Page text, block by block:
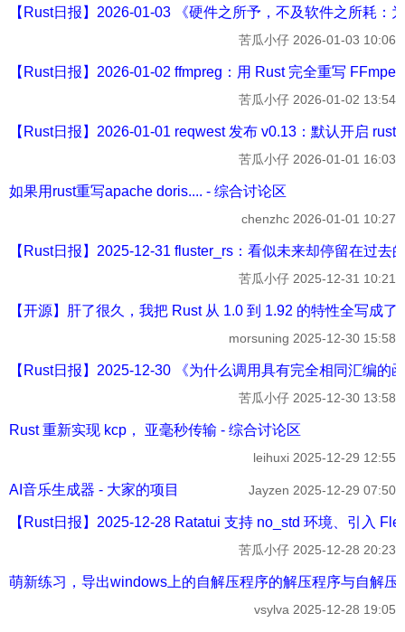
【Rust日报】2026-01-03 《硬件之所予，不及软件之所耗
苦瓜小仔 2026-01-03 10:06
【Rust日报】2026-01-02 ffmpreg：用 Rust 完全重写
苦瓜小仔 2026-01-02 13:54
【Rust日报】2026-01-01 reqwest 发布 v0.13：默认开启
苦瓜小仔 2026-01-01 16:03
如果用rust重写apache doris.... - 综合讨论区
chenzhc 2026-01-01 10:27
【Rust日报】2025-12-31 fluster_rs：看似未来却停留在过去
苦瓜小仔 2025-12-31 10:21
【开源】肝了很久，我把 Rust 从 1.0 到 1.92 的特性全写成
morsuning 2025-12-30 15:58
【Rust日报】2025-12-30 《为什么调用具有完全相同汇编的
苦瓜小仔 2025-12-30 13:58
Rust 重新实现 kcp， 亚毫秒传输 - 综合讨论区
leihuxi 2025-12-29 12:55
AI音乐生成器 - 大家的项目 Jayzen 2025-12-29 07:50
【Rust日报】2025-12-28 Ratatui 支持 no_std 环境、引入
苦瓜小仔 2025-12-28 20:23
萌新练习，导出windows上的自解压程序的解压程序与自解
vsylva 2025-12-28 19:05